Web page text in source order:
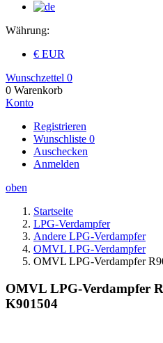
Währung:
€ EUR
Wunschzettel 0
0 Warenkorb
Konto
Registrieren
Wunschliste 0
Auschecken
Anmelden
oben
Startseite
LPG-Verdampfer
Andere LPG-Verdampfer
OMVL LPG-Verdampfer
OMVL LPG-Verdampfer
OMVL LPG-Verdampfer
K901504